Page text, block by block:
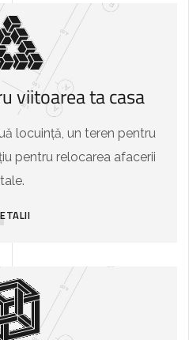
viitoarea ta casa
locuință, un teren pentru
pentru relocarea afacerii
tale.